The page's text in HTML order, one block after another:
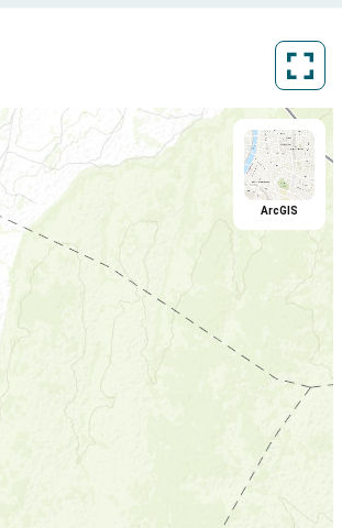
ArcGIS